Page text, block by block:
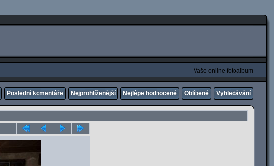
Vaše online fotoalbum
Poslední komentáře Nejprohlíženější Nejlépe hodnocené Oblíbené Vyhledávání